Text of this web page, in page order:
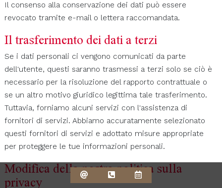
Il consenso alla conservazione dei dati può essere
revocato tramite e-mail o lettera raccomandata.
Il trasferimento dei dati a terzi
Se i dati personali ci vengono comunicati da parte
dell'utente, questi saranno trasmessi a terzi solo se ciò è
necessario per la risoluzione del rapporto contrattuale o
se un altro motivo giuridico legittima tale trasferimento.
Tuttavia, forniamo alcuni servizi con l'assistenza di
fornitori di servizi. Abbiamo accuratamente selezionato
questi fornitori di servizi e adottato misure appropriate
per proteggere le tue informazioni personali.
Modifica della nostra politica sulla
privacy